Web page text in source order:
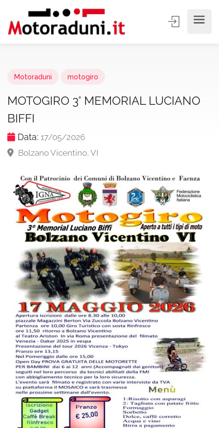
Motoraduni motogiro
MOTOGIRO 3° MEMORIAL LUCIANO
BIFFI
Data: 17/05/2026
Bolzano Vicentino, VI